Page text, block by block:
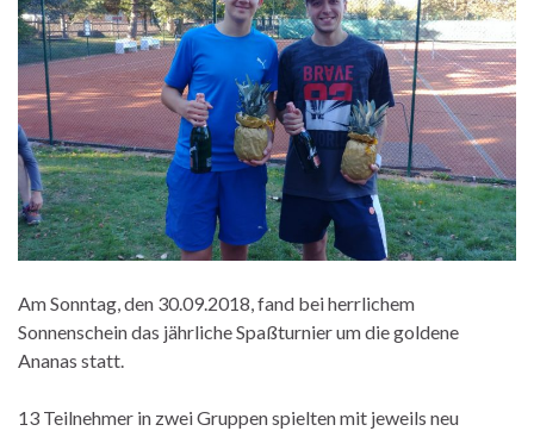
Am Sonntag, den 30.09.2018, fand bei herrlichem
Sonnenschein das jährliche Spaßturnier um die goldene
Ananas statt.
13 Teilnehmer in zwei Gruppen spielten mit jeweils neu